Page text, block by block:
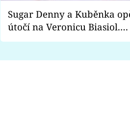
Sugar Denny a Kuběnka
útočí na Veronicu Biasiol.
Proč je podle nich falešná a